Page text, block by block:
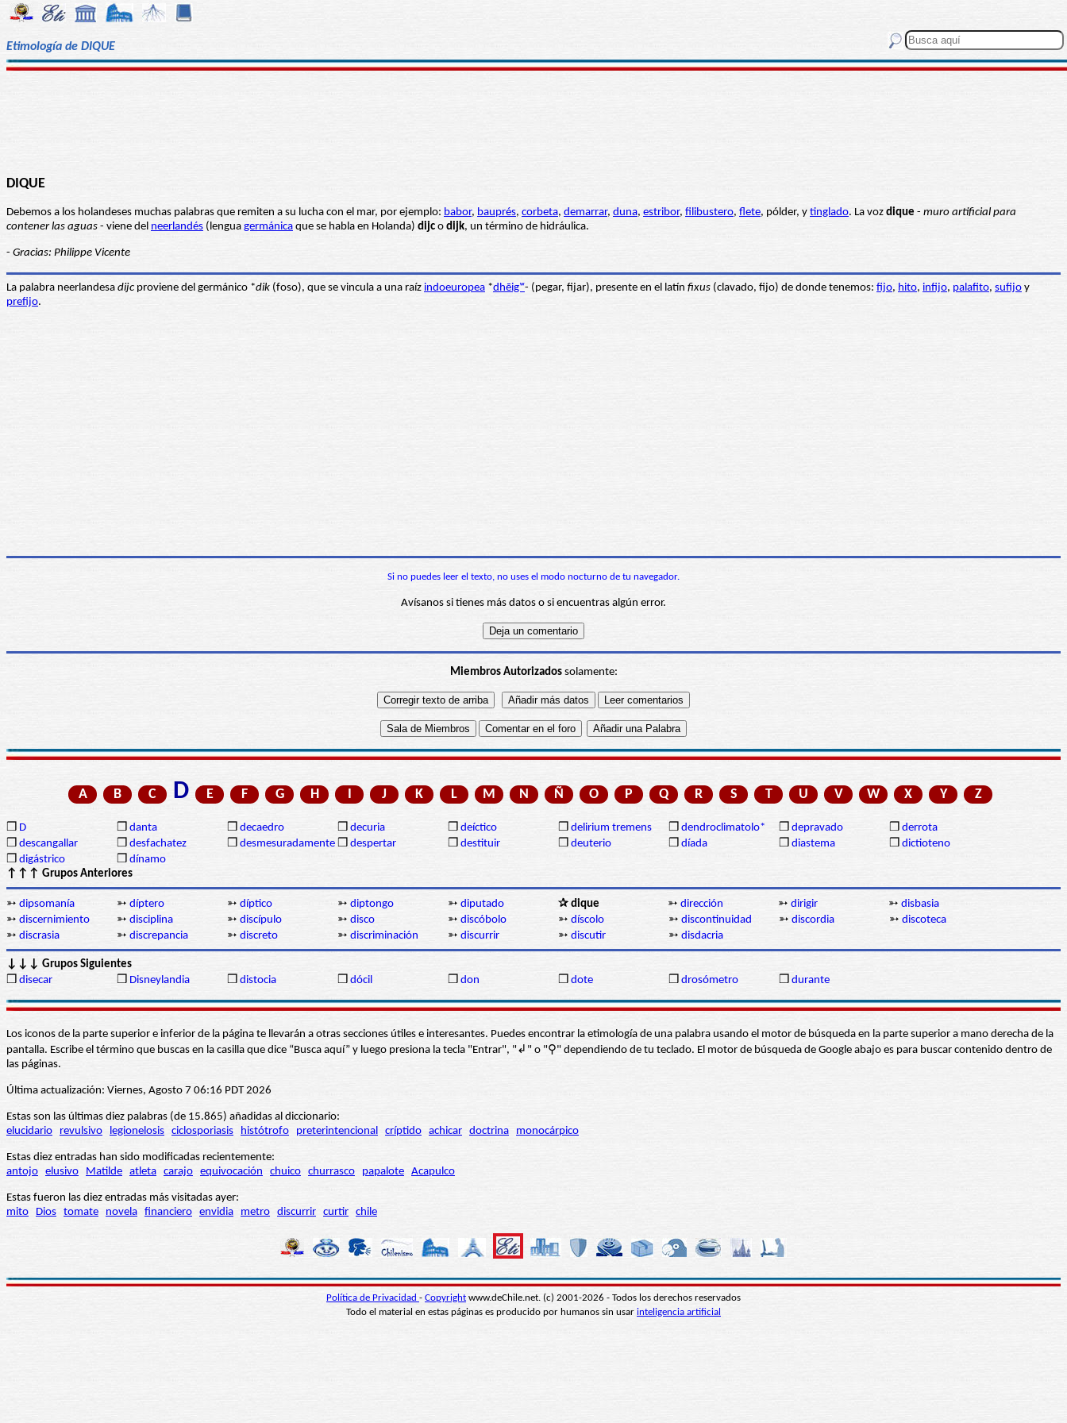
Etimología de DIQUE
DIQUE
Debemos a los holandeses muchas palabras que remiten a su lucha con el mar, por ejemplo: babor, bauprés, corbeta, demarrar, duna, estribor, filibustero, flete, pólder, y tinglado. La voz dique - muro artificial para
contener las aguas - viene del neerlandés (lengua germánica que se habla en Holanda) dijc o dijk, un término de hidráulica.
- Gracias: Philippe Vicente
La palabra neerlandesa dijc proviene del germánico *dik (foso), que se vincula a una raíz indoeuropea *dhēigʷ- (pegar, fijar), presente en el latín fixus (clavado, fijo) de donde tenemos: fijo, hito, infijo, palafito, sufijo y
prefijo.
Si no puedes leer el texto, no uses el modo nocturno de tu navegador.
Avísanos si tienes más datos o si encuentras algún error.
Miembros Autorizadossolamente:
A B C D E F G H J K L M N Ñ O P Q R S T U V W X Y Z
❒ D ❒ danta ❒ decaedro ❒ decuria ❒ deíctico ❒ delirium tremens ❒ dendroclimatolo* ❒ depravado ❒ derrota
❒ descangallar ❒ desfachatez ❒ desmesuradamente ❒ despertar ❒ destituir ❒ deuterio ❒ díada ❒ diastema ❒ dictioteno
❒ digástrico ❒ dínamo
↑↑↑ Grupos Anteriores
➳ dipsomanía ➳ díptero ➳ díptico ➳ diptongo ➳ diputado ✰ dique ➳ dirección ➳ dirigir ➳ disbasia
➳ discernimiento ➳ disciplina ➳ discípulo ➳ disco ➳ discóbolo ➳ díscolo ➳ discontinuidad ➳ discordia ➳ discoteca
➳ discrasia ➳ discrepancia ➳ discreto ➳ discriminación ➳ discurrir ➳ discutir ➳ disdacria
↓↓↓ Grupos Siguientes
❒ disecar ❒ Disneylandia ❒ distocia ❒ dócil ❒ don ❒ dote ❒ drosómetro ❒ durante
Los iconos de la parte superior e inferior de la página te llevarán a otras secciones útiles e interesantes. Puedes encontrar la etimología de una palabra usando el motor de búsqueda en la parte superior a mano derecha de la
pantalla. Escribe el término que buscas en la casilla que dice “Busca aquí” y luego presiona la tecla "Entrar", "↲" o "⚲" dependiendo de tu teclado. El motor de búsqueda de Google abajo es para buscar contenido dentro de
las páginas.
Última actualización: Viernes, Agosto 7 06:16 PDT 2026
Estas son las últimas diez palabras (de 15.865) añadidas al diccionario:
elucidario
revulsivo legionelosis ciclosporiasis histótrofo preterintencional críptido achicar doctrina monocárpico
Estas diez entradas han sido modificadas recientemente:
antojo elusivo Matilde atleta carajo equivocación chuico churrasco papalote Acapulco
Estas fueron las diez entradas más visitadas ayer:
mito
Dios tomate novela financiero envidia metro discurrir curtir chile
Política de Privacidad - Copyright www.deChile.net. (c) 2001-2026 - Todos los derechos reservados
Todo el material en estas páginas es producido por humanos sin usar inteligencia artificial